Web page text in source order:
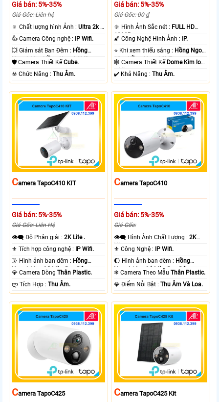
Giá bán: 5%-35%
Giá Gốc: Liên hệ
🔅 Chất lượng hình Ảnh :Ultra 2k +
.
👍 Camera Công nghệ :
IP Wifi.
💥 Giám sát Ban Đêm : Hồng
Ngoại 10m Hồng Ngoại SMD.
🛡 Camera Thiết KếCube.
️☣️ Chức Năng :Thu Âm.
Giá bán: 5%-35%
Giá Gốc: 00 ₫
🔆 Hình Ảnh Sắc nét : FULL HD
1080P .
🌠 Công Nghệ Hình Ảnh :
IP.
⭐ Khi xem thiếu sáng : Hồng Ngoại
10m Hồng Ngoại SMD.
🕸️ Camera Thiết Kế Dome Kim loại
+ Nhựa.
️✔️ Khả Năng :Thu Âm.
CAmera TapoC410 KIT
Giá bán: 5%-35%
Giá Gốc: Liên Hệ
👁️‍🗨 Độ Phân giải :2K Lite .
⚜️ Tích hợp công nghệ :
IP Wifi.
🌛 Hình ảnh ban đêm : Hồng
Ngoại 10m Có Màu Ban Ðêm.
💎 Camera DòngThân Plastic.
️ლ Tích Hợp :Thu Âm.
CAmera TapoC410
Giá bán: 5%-35%
Giá Gốc:
👁️‍🗨 Hình Ành Chất Lượng :2K
Lite .
⚜️ Công Nghệ :
IP Wifi.
🌔 Hình ảnh ban đêm : Hồng
Ngoại 10m Có Màu Ban Ðêm.
❄ Camera Theo MẫuThân Plastic.
️💎 Điểm Nỗi Bật :Thu Âm Và Loa.
CAmera TapoC425 CAmera TapoC425 Kit